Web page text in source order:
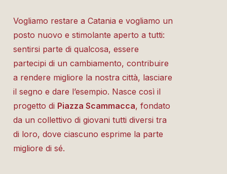
Vogliamo restare a Catania e vogliamo un
posto nuovo e stimolante aperto a tutti:
sentirsi parte di qualcosa, essere
partecipi di un cambiamento, contribuire
a rendere migliore la nostra città, lasciare
il segno e dare l’esempio. Nasce così il
progetto di Piazza Scammacca, fondato
da un collettivo di giovani tutti diversi tra
di loro, dove ciascuno esprime la parte
migliore di sé.